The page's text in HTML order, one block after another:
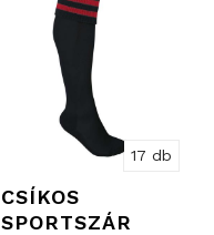
17 db
CSÍKOS
SPORTSZÁR